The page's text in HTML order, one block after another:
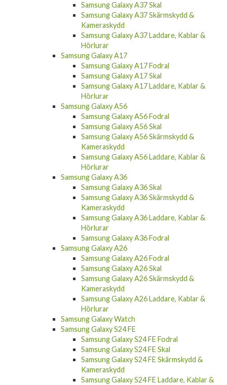
Samsung Galaxy A37 Skal
Samsung Galaxy A37 Skärmskydd &
Kameraskydd
Samsung Galaxy A37 Laddare, Kablar &
Hörlurar
Samsung Galaxy A17
Samsung Galaxy A17 Fodral
Samsung Galaxy A17 Skal
Samsung Galaxy A17 Laddare, Kablar &
Hörlurar
Samsung Galaxy A56
Samsung Galaxy A56 Fodral
Samsung Galaxy A56 Skal
Samsung Galaxy A56 Skärmskydd &
Kameraskydd
Samsung Galaxy A56 Laddare, Kablar &
Hörlurar
Samsung Galaxy A36
Samsung Galaxy A36 Skal
Samsung Galaxy A36 Skärmskydd &
Kameraskydd
Samsung Galaxy A36 Laddare, Kablar &
Hörlurar
Samsung Galaxy A36 Fodral
Samsung Galaxy A26
Samsung Galaxy A26 Fodral
Samsung Galaxy A26 Skal
Samsung Galaxy A26 Skärmskydd &
Kameraskydd
Samsung Galaxy A26 Laddare, Kablar &
Hörlurar
Samsung Galaxy Watch
Samsung Galaxy S24 FE
Samsung Galaxy S24 FE Fodral
Samsung Galaxy S24 FE Skal
Samsung Galaxy S24 FE Skärmskydd &
Kameraskydd
Samsung Galaxy S24 FE Laddare, Kablar &